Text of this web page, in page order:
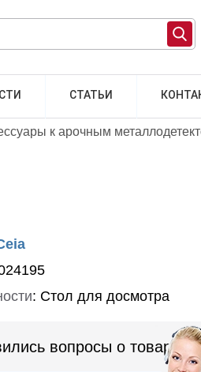
СТАТЬИ
к арочным
: Стол для досмотра
вопросы о товаре?